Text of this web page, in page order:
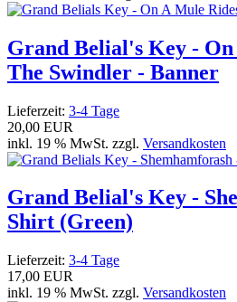
Grand Belial's Key -
The Swindler - Banner
Lieferzeit: 3-4 Tage
20,00 EUR
inkl. 19 % MwSt. zzgl. Versandkosten
Grand Belial's Key -
Shirt (Green)
Lieferzeit: 3-4 Tage
17,00 EUR
inkl. 19 % MwSt. zzgl. Versandkosten